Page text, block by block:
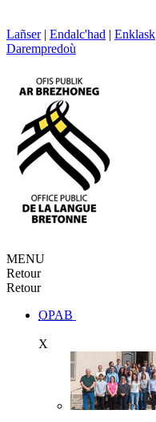
Lañser | Endalc'had | Enklask
Darempredoù
MENU
Retour
Retour
OPAB
X